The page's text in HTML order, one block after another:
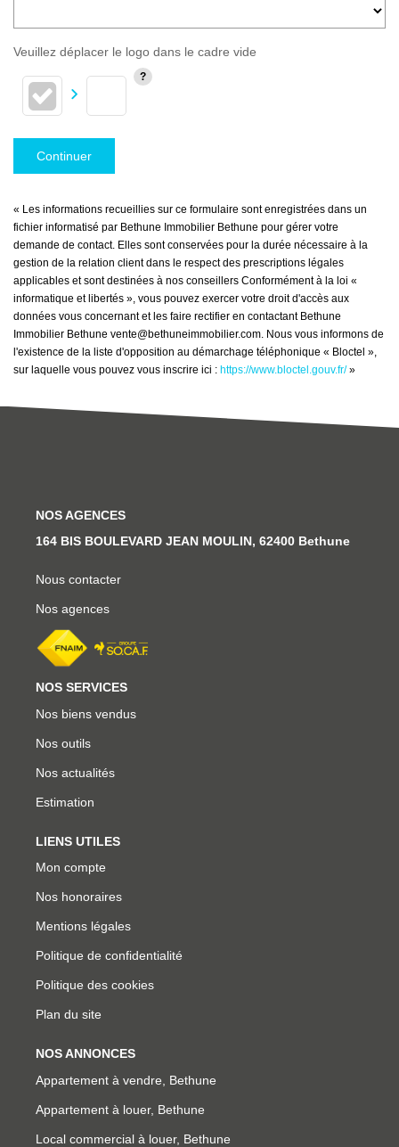
Veuillez déplacer le logo dans le cadre vide
Continuer
« Les informations recueillies sur ce formulaire sont enregistrées dans un
fichier informatisé par Bethune Immobilier Bethune pour gérer votre
demande de contact. Elles sont conservées pour la durée nécessaire à la
gestion de la relation client dans le respect des prescriptions légales
applicables et sont destinées à nos conseillers Conformément à la loi «
informatique et libertés », vous pouvez exercer votre droit d'accès aux
données vous concernant et les faire rectifier en contactant Bethune
Immobilier Bethune vente@bethuneimmobilier.com. Nous vous informons de
l'existence de la liste d'opposition au démarchage téléphonique « Bloctel »,
sur laquelle vous pouvez vous inscrire ici : https://www.bloctel.gouv.fr/»
NOS AGENCES
164 BIS BOULEVARD JEAN MOULIN, 62400 Bethune
Nous contacter
Nos agences
NOS SERVICES
Nos biens vendus
Nos outils
Nos actualités
Estimation
LIENS UTILES
Mon compte
Nos honoraires
Mentions légales
Politique de confidentialité
Politique des cookies
Plan du site
NOS ANNONCES
Appartement à vendre, Bethune
Appartement à louer, Bethune
Local commercial à louer, Bethune